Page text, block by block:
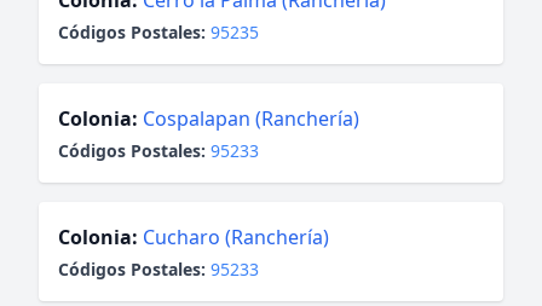
Códigos Postales: 95235
Colonia: Cospalapan (Ranchería)
Códigos Postales: 95233
Colonia: Cucharo (Ranchería)
Códigos Postales: 95233